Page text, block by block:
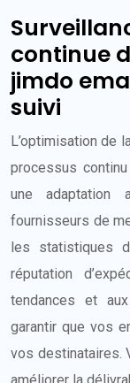
continue
jimdo
suivi
L’optimisation de
processus
une adaptation
fournisseurs de
les statistiques
réputation
tendances et
garantir que vos
vos destinataires.